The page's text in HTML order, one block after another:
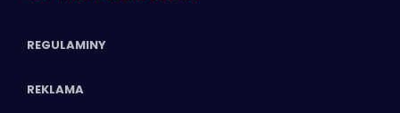
REGULAMINY
REKLAMA